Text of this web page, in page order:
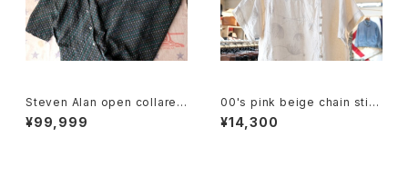
Steven Alan open collared
Jumpsuit "green"
¥99,999
00's pink beige chain stitc
hed linen pullover Dress
¥14,300